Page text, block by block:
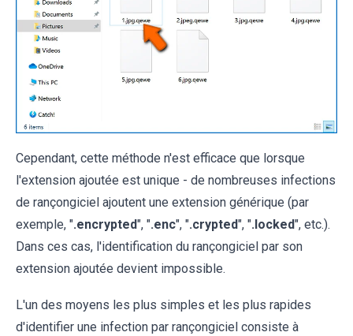
Cependant, cette méthode n'est efficace que lorsque
l'extension ajoutée est unique - de nombreuses infections
de rançongiciel ajoutent une extension générique (par
exemple, ".encrypted", ".enc", ".crypted", ".locked", etc.).
Dans ces cas, l'identification du rançongiciel par son
extension ajoutée devient impossible.
L'un des moyens les plus simples et les plus rapides
d'identifier une infection par rançongiciel consiste à